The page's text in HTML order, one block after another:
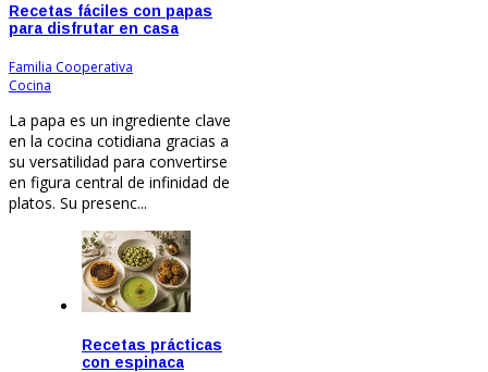
Jul 20, 2026
Jul 20, 2026
Jun 17, 2026
Jun 17, 2026
May 19, 2026
Abr 21, 2026
Abr 21, 2026
Mar 18, 2026
Mar 18, 2026
Feb 19, 2026
Feb 19, 2026
Dic 18, 2025
Dic 18, 2025
Nov 18, 2025
Recetas fáciles con papas
para disfrutar en casa
Familia Cooperativa
Cocina
La papa es un ingrediente clave
en la cocina cotidiana gracias a
su versatilidad para convertirse
en figura central de infinidad de
platos. Su presenc...
Recetas prácticas
con espinaca
Jul 20, 2026
Jul 20, 2026
Ago 20, 2020